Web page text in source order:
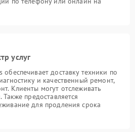
услуг
доставку техники по
и качественный ремонт,
Клиенты могут отслеживать
предоставляется
для продления срока